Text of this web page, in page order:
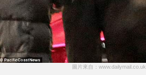
圖片來自：www.dailymail.co.uk